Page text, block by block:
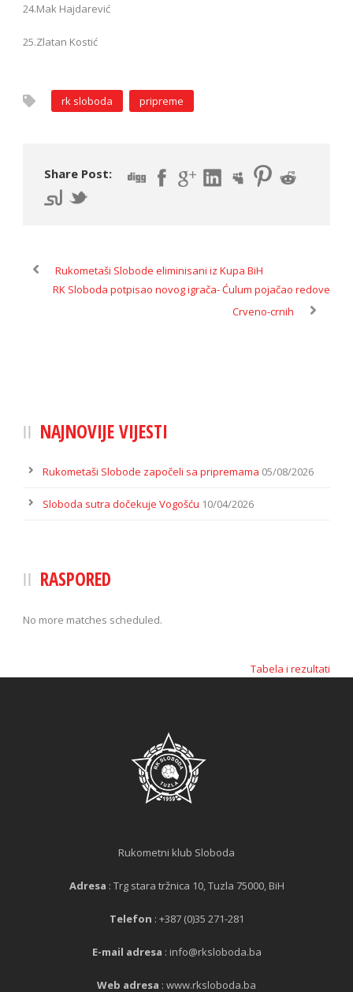
24.Mak Hajdarević
25.Zlatan Kostić
rk sloboda pripreme
Share Post:
Rukometaši Slobode eliminisani iz Kupa BiH
RK Sloboda potpisao novog igrača- Ćulum pojačao redove
Crveno-crnih
NAJNOVIJE VIJESTI
Rukometaši Slobode započeli sa pripremama 05/08/2026
Sloboda sutra dočekuje Vogošću 10/04/2026
RASPORED
No more matches scheduled.
Tabela i rezultati
Rukometni klub Sloboda
Adresa : Trg stara tržnica 10, Tuzla 75000, BiH
Telefon : +387 (0)35 271-281
E-mail adresa : info@rksloboda.ba
Web adresa : www.rksloboda.ba